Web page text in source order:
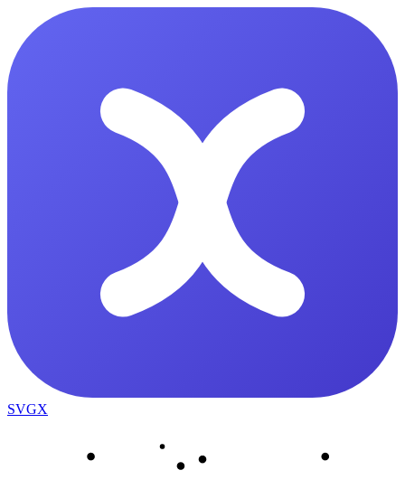
SVGX